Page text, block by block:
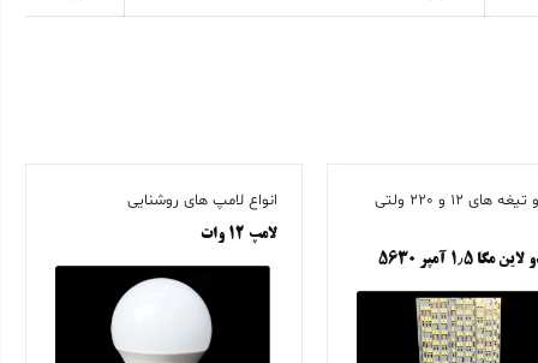
شاخه و تیغه های 12 و 220 ولتی
مگا ۱٫۵ آمپر ۵۶۳۰
انواع لامپ های روشنایی
لامپ ۱۲ وات